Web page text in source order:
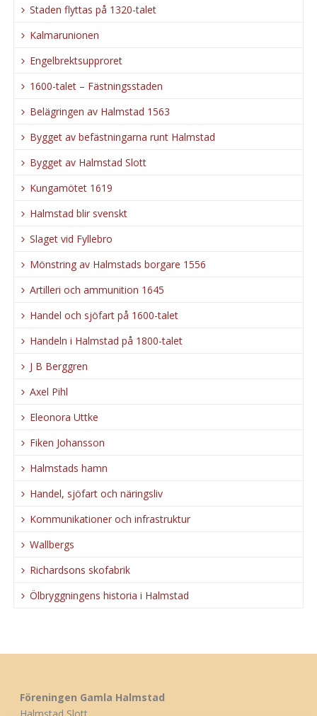
Staden flyttas på 1320-talet
Kalmarunionen
Engelbrektsupproret
1600-talet – Fästningsstaden
Belägringen av Halmstad 1563
Bygget av befästningarna runt Halmstad
Bygget av Halmstad Slott
Kungamötet 1619
Halmstad blir svenskt
Slaget vid Fyllebro
Mönstring av Halmstads borgare 1556
Artilleri och ammunition 1645
Handel och sjöfart på 1600-talet
Handeln i Halmstad på 1800-talet
J B Berggren
Axel Pihl
Eleonora Uttke
Fiken Johansson
Halmstads hamn
Handel, sjöfart och näringsliv
Kommunikationer och infrastruktur
Wallbergs
Richardsons skofabrik
Ölbryggningens historia i Halmstad
Föreningen Gamla Halmstad
Halmstad Slott